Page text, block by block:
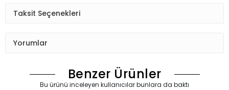
Taksit Seçenekleri
Yorumlar
Benzer Ürünler
Bu ürünü inceleyen kullanıcılar bunlara da baktı